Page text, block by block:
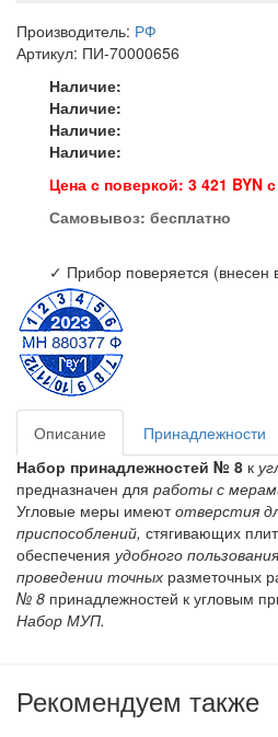
Производитель: РФ
Артикул: ПИ-70000656
Наличие:
Наличие:
Наличие:
Наличие:
Цена с поверкой: 3 421 BYN
Самовывоз: бесплатно
✓ Прибор поверяется (внесен
Описание
Принадлежности
Набор принадлежностей № 8 к
предназначен для работы с
Угловые меры имеютотверстия
приспособлений, стягивающих
обеспечения удобного
проведении точных разметочных
№ 8 принадлежностей к угловым
Набор МУП.
Рекомендуем также